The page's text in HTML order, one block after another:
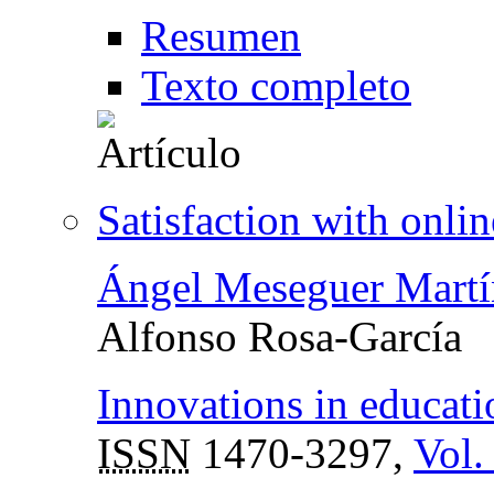
Resumen
Texto completo
Satisfaction with
Ángel Meseguer
Alfonso Rosa-García
Innovations in
ISSN 1470-3297, Vol.